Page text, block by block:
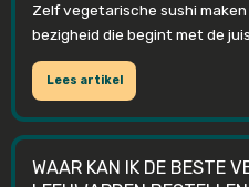
Zelf vegetarische sushi
bezigheid die begint met de
Lees artikel
WAAR KAN IK DE BESTE